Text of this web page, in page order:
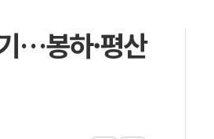
토이노베이션, 상반기 매출 첫 2000억원 돌파
리은행, 고창해상풍력에 4000억 금융 지원
…봉하·평산